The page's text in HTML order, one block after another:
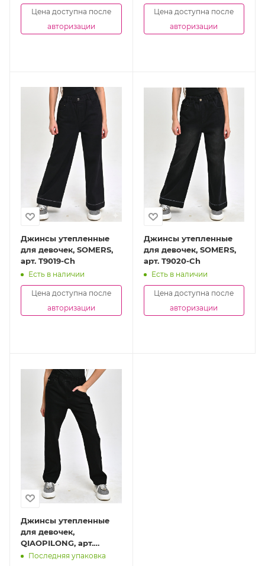
Цена доступна после
авторизации
Цена доступна после
авторизации
Джинсы утепленные
для девочек, SOMERS,
арт. T9019-Ch
Есть в наличии
Цена доступна после
авторизации
Джинсы утепленные
для девочек, SOMERS,
арт. T9020-Ch
Есть в наличии
Цена доступна после
авторизации
Джинсы утепленные
для девочек,
QIAOPILONG, арт.
D263015-Ch
Последняя упаковка